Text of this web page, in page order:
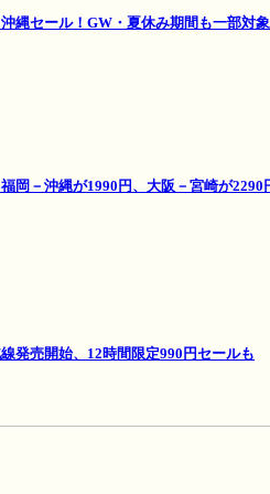
縄セール！GW・夏休み期間も一部対象
岡－沖縄が1990円、大阪－宮崎が2290
発売開始、12時間限定990円セールも